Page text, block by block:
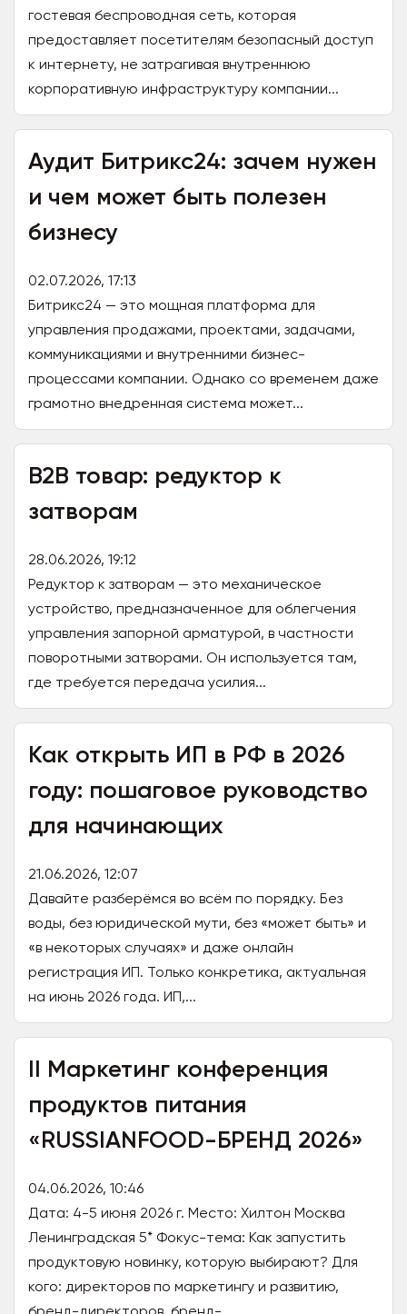
гостевая беспроводная сеть, которая
предоставляет посетителям безопасный доступ
к интернету, не затрагивая внутреннюю
корпоративную инфраструктуру компании...
Аудит Битрикс24: зачем нужен
и чем может быть полезен
бизнесу
02.07.2026, 17:13
Битрикс24 — это мощная платформа для
управления продажами, проектами, задачами,
коммуникациями и внутренними бизнес-
процессами компании. Однако со временем даже
грамотно внедренная система может...
B2B товар: редуктор к
затворам
28.06.2026, 19:12
Редуктор к затворам — это механическое
устройство, предназначенное для облегчения
управления запорной арматурой, в частности
поворотными затворами. Он используется там,
где требуется передача усилия...
Как открыть ИП в РФ в 2026
году: пошаговое руководство
для начинающих
21.06.2026, 12:07
Давайте разберёмся во всём по порядку. Без
воды, без юридической мути, без «может быть» и
«в некоторых случаях» и даже онлайн
регистрация ИП. Только конкретика, актуальная
на июнь 2026 года. ИП,...
II Маркетинг конференция
продуктов питания
«RUSSIANFOOD-БРЕНД 2026»
04.06.2026, 10:46
Дата: 4-5 июня 2026 г. Место: Хилтон Москва
Ленинградская 5* Фокус-тема: Как запустить
продуктовую новинку, которую выбирают? Для
кого: директоров по маркетингу и развитию,